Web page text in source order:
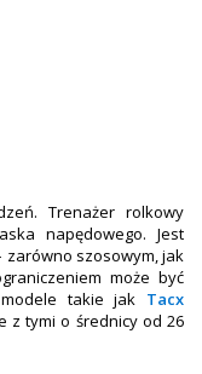
+
Trenażer rolkowy
napędowego. Jest
zarówno szosowym, jak
może być
takie jak Tacx
z tymi o średnicy od 26